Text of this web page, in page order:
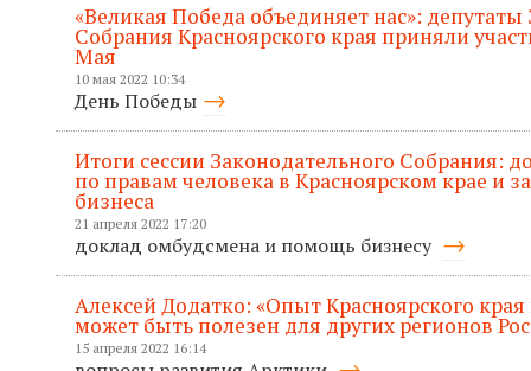
«Великая Победа объединяет нас»: депутаты
Собрания Красноярского края приняли
Мая
10 мая 2022 10:34
День Победы
Итоги сессии Законодательного Собрания:
по правам человека в Красноярском крае и
бизнеса
21 апреля 2022 17:20
доклад омбудсмена и помощь бизнесу
Алексей Додатко: «Опыт Красноярского
может быть полезен для других регионов
15 апреля 2022 16:14